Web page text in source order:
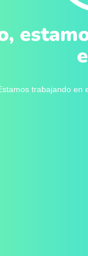
trabajando en